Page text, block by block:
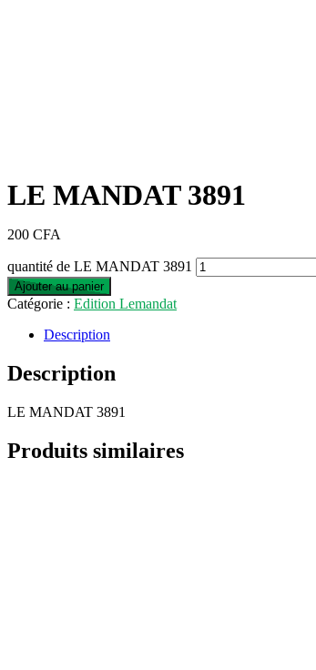
LE MANDAT 3891
200 CFA
quantité de LE MANDAT 3891
Ajouter au panier
Catégorie : Edition Lemandat
Description
Description
LE MANDAT 3891
Produits similaires